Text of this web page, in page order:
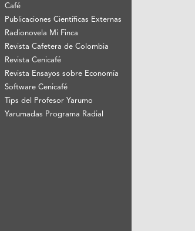
Café
Publicaciones Científicas Externas
Radionovela Mi Finca
Revista Cafetera de Colombia
Revista Cenicafé
Revista Ensayos sobre Economía
Software Cenicafé
Tips del Profesor Yarumo
Yarumadas Programa Radial